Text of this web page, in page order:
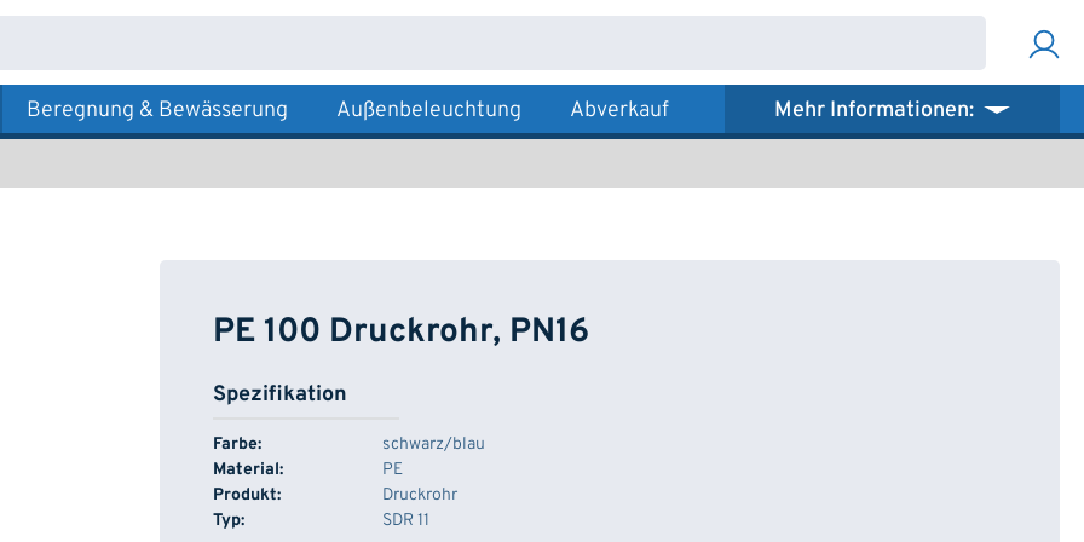
Beregnung & Bewässerung Außenbeleuchtung Abverkauf Mehr Informationen:
PE 100 Druckrohr, PN16
Spezifikation
Farbe:
schwarz/blau
Material:
PE
Produkt:
Druckrohr
Typ:
SDR 11